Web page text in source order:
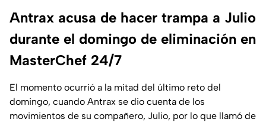
Antrax acusa de hacer trampa a Julio
durante el domingo de eliminación en
MasterChef 24/7
El momento ocurrió a la mitad del último reto del
domingo, cuando Antrax se dio cuenta de los
movimientos de su compañero, Julio, por lo que llamó de